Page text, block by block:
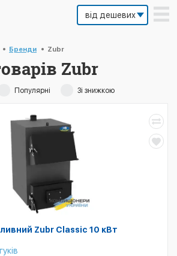
Бренди Zubr
Zubr
Популярні Зі знижкою
Zubr Classic 10 кВт